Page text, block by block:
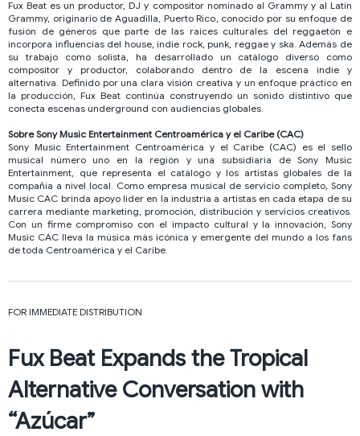
Fux Beat es un productor, DJ y compositor nominado al Grammy y al Latin
Grammy, originario de Aguadilla, Puerto Rico, conocido por su enfoque de
fusión de géneros que parte de las raíces culturales del reggaetón e
incorpora influencias del house, indie rock, punk, reggae y ska. Además de
su trabajo como solista, ha desarrollado un catálogo diverso como
compositor y productor, colaborando dentro de la escena indie y
alternativa. Definido por una clara visión creativa y un enfoque práctico en
la producción, Fux Beat continúa construyendo un sonido distintivo que
conecta escenas underground con audiencias globales.
Sobre Sony Music Entertainment Centroamérica y el Caribe (CAC)
Sony Music Entertainment Centroamérica y el Caribe (CAC) es el sello
musical número uno en la región y una subsidiaria de Sony Music
Entertainment, que representa el catálogo y los artistas globales de la
compañía a nivel local. Como empresa musical de servicio completo, Sony
Music CAC brinda apoyo líder en la industria a artistas en cada etapa de su
carrera mediante marketing, promoción, distribución y servicios creativos.
Con un firme compromiso con el impacto cultural y la innovación, Sony
Music CAC lleva la música más icónica y emergente del mundo a los fans
de toda Centroamérica y el Caribe.
FOR IMMEDIATE DISTRIBUTION
Fux Beat Expands the Tropical
Alternative Conversation with
“Azúcar”